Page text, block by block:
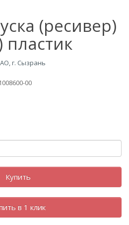
(ресивер)
пластик
г. Сызрань
00
Купить
в 1 клик